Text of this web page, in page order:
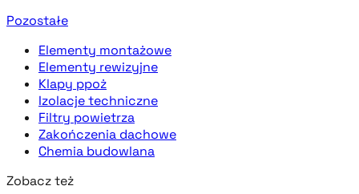
Pozostałe
Elementy montażowe
Elementy rewizyjne
Klapy ppoż
Izolacje techniczne
Filtry powietrza
Zakończenia dachowe
Chemia budowlana
Zobacz też